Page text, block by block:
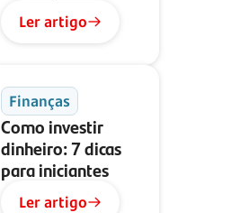
Ler artigo
Finanças
Como investir
dinheiro: 7 dicas
para iniciantes
Ler artigo